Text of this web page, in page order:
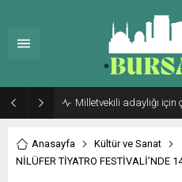
Milletvekili adaylığı için
Anasayfa
Kültür ve Sanat
NİLÜFER TİYATRO FESTİVALİ’NDE